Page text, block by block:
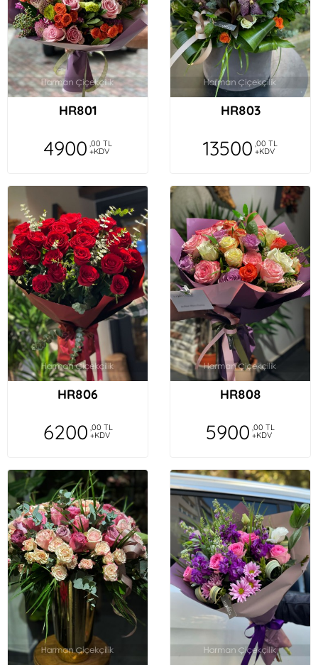
HR801
4900 ,00 TL
+KDV
HR803
13500 ,00 TL
+KDV
HR806
6200 ,00 TL
+KDV
HR808
5900 ,00 TL
+KDV